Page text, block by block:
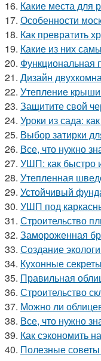
16. Какие места для
17. Особенности
18. Как превратить
19. Какие из них
20. Функциональная
21. Дизайн
22. Утепление
23. Защитите свой
24. Уроки из сада:
25. Выбор затирки
26. Все, что нужно
27. УШП: как быстро
28. Утепленная
29. Устойчивый
30. УШП под
31. Строительство
32. Замороженная
33. Создание
34. Кухонные
35. Правильная
36. Строительство
37. Можно ли
38. Все, что нужно
39. Как сэкономить
40. Полезные